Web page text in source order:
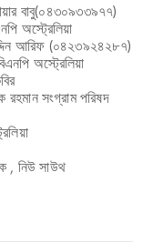
বাবু(০৪৩০৯৩৩৯৭৭)
অস্ট্রেলিয়া
আরিফ (০৪২৩৯২৪২৮৭)
অস্ট্রেলিয়া
সংগ্রাম পরিষদ
, নিউ সাউথ